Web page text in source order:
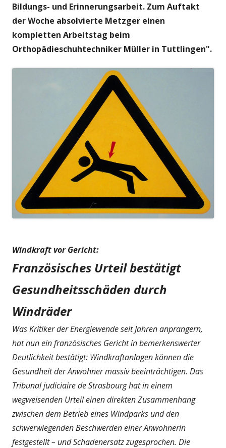
Bildungs- und Erinnerungsarbeit. Zum Auftakt
der Woche absolvierte Metzger einen
kompletten Arbeitstag beim
Orthopädieschuhtechniker Müller in Tuttlingen".
Windkraft vor Gericht:
Französisches Urteil bestätigt
Gesundheitsschäden durch
Windräder
Was Kritiker der Energiewende seit Jahren anprangern,
hat nun ein französisches Gericht in bemerkenswerter
Deutlichkeit bestätigt: Windkraftanlagen können die
Gesundheit der Anwohner massiv beeinträchtigen. Das
Tribunal judiciaire de Strasbourg hat in einem
wegweisenden Urteil einen direkten Zusammenhang
zwischen dem Betrieb eines Windparks und den
schwerwiegenden Beschwerden einer Anwohnerin
festgestellt – und Schadenersatz zugesprochen. Die